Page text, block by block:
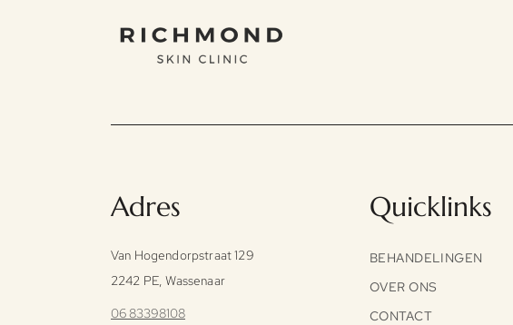
Adres
Van Hogendorpstraat 129
2242 PE, Wassenaar
06 83398108
Quicklinks
BEHANDELINGEN
OVER ONS
CONTACT